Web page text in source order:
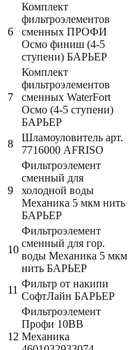
6
Комплект
фильтроэлементов
сменных ПРОФИ
Осмо финиш (4-5
ступени) БАРЬЕР
7
Комплект
фильтроэлементов
сменных WaterFort
Осмо (4-5 ступени)
БАРЬЕР
8
Шламоуловитель арт.
7716000 AFRISO
9
Фильтроэлемент
сменный для
холодной воды
Механика 5 мкм нить
БАРЬЕР
10
Фильтроэлемент
сменный для гор.
воды Механика 5 мкм
нить БАРЬЕР
11
Фильтр от накипи
СофтЛайн БАРЬЕР
12
Фильтроэлемент
Профи 10ВВ
Механика